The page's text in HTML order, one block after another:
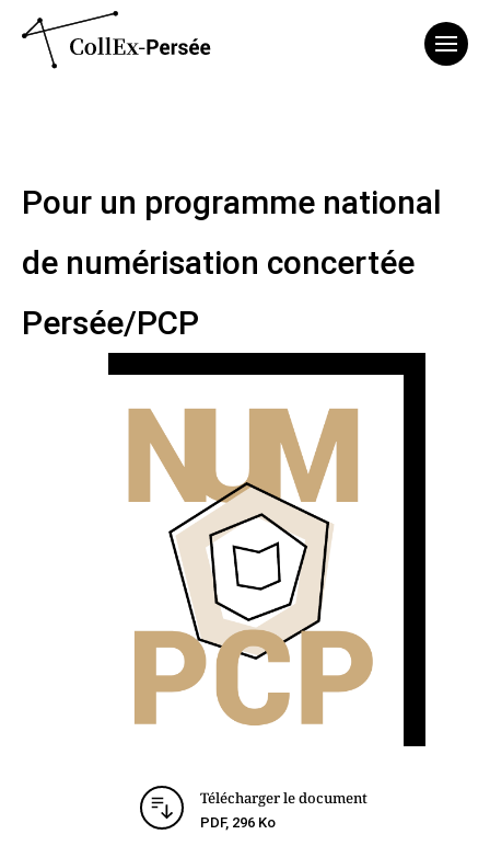
Pour un programme national
de numérisation concertée
Persée/PCP
Télécharger le document
PDF, 296 Ko